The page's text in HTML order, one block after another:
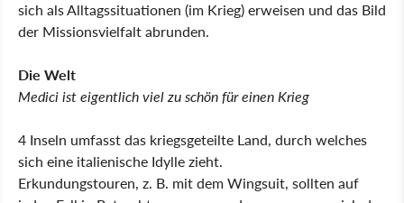
sich als Alltagssituationen (im Krieg) erweisen und das Bild
der Missionsvielfalt abrunden.
Die Welt
Medici ist eigentlich viel zu schön für einen Krieg
4 Inseln umfasst das kriegsgeteilte Land, durch welches
sich eine italienische Idylle zieht.
Erkundungstouren, z. B. mit dem Wingsuit, sollten auf